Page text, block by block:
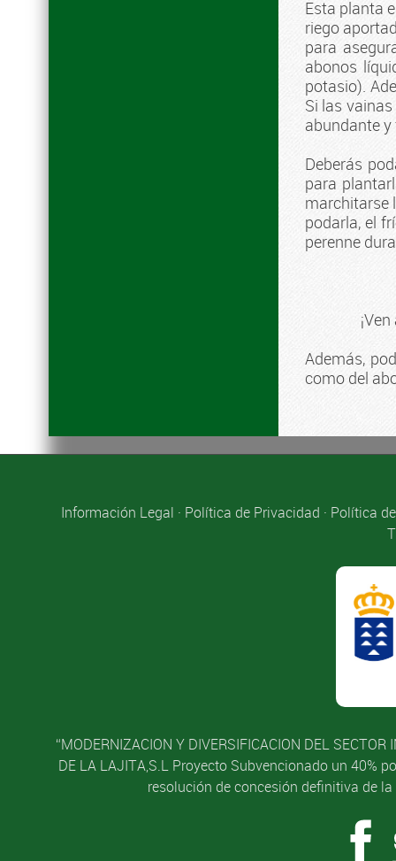
Esta planta
riego
para
abonos
potasio).
Si las
abundante y
Deberás
para
marchitarse
podarla, el
perenne
Además,
como del
Información Legal · Política de Privacidad · Política
“MODERNIZACION Y DIVERSIFICACION DEL
DE LA LAJITA,S.L Proyecto Subvencionado un 40%
resolución de concesión definitiva de